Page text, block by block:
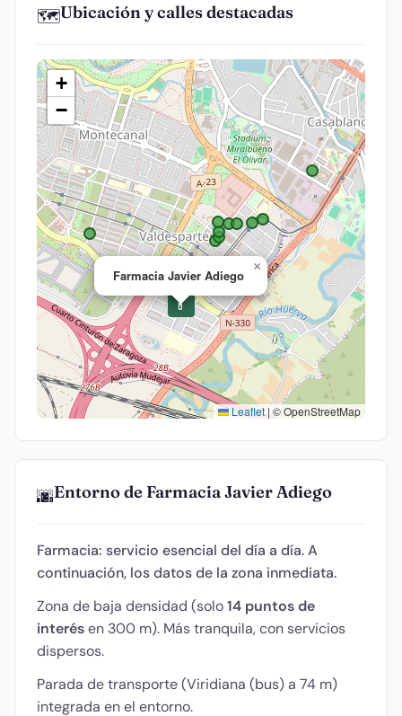
🗺️Ubicación y calles destacadas
💊
Farmacia Javier Adiego
×
+
−
Leaflet | © OpenStreetMap
🌆Entorno de Farmacia Javier Adiego
Farmacia: servicio esencial del día a día. A
continuación, los datos de la zona inmediata.
Zona de baja densidad (solo14 puntos de
interésen 300 m). Más tranquila, con servicios
dispersos.
Parada de transporte (Viridiana (bus) a 74 m)
integrada en el entorno.